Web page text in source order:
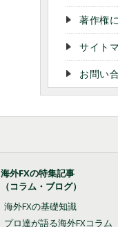
著作権
サイト
お問い
海外FXの特集記事
（コラム・ブログ）
海外FXの基礎知識
プロ達が語る海外FXコラム